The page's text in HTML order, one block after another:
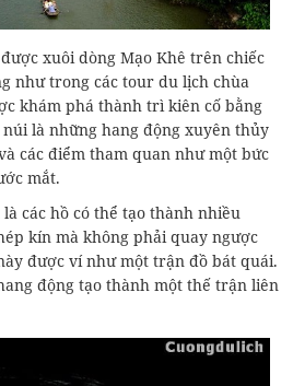
xuôi dòng Mạo Khê trên chiếc
như trong các tour du lịch chùa
khám phá thành trì kiên cố bằng
là những hang động xuyên thủy
các điểm tham quan như một bức
mắt.
các hồ có thể tạo thành nhiều
kín mà không phải quay ngược
được ví như một trận đồ bát quái.
động tạo thành một thế trận liên